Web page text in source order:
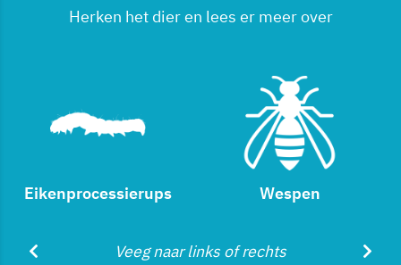
Herken het dier en lees er meer over
Eikenprocessierups Wespen
Veeg naar links of rechts